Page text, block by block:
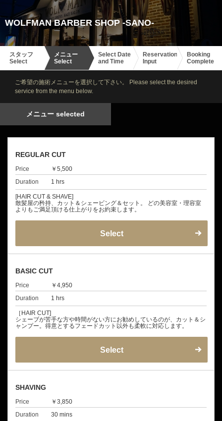
WOLFMAN BARBER SHOP -SANO-
スタッフ
Select
メニュー
Select
Select Date
and Time
Reservation
Input
Booking
Complete
ご希望の施術メニューを選択して下さい。 Please select the desired
service from the menu below.
メニュー selected
REGULAR CUT
Price
￥5,500
Duration
1 hrs
[HAIR CUT & SHAVE]
散髪屋の矜持、カット＆シェービング＆セット。 どの美容室・理容室
よりもご満足頂ける仕上がりをお約束します。
Select
BASIC CUT
Price
￥4,950
Duration
1 hrs
［HAIR CUT]
シェーブが苦手な方や時間がない方にお勧めしているのが、カット＆シ
ャンプー。得意とするフェードカット以外も柔軟に対応します。
Select
SHAVING
Price
￥3,850
Duration
30 mins